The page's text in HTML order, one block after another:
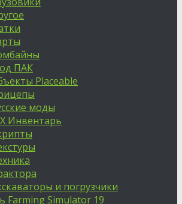
ПАК
Placeable
моды
Инвентарь
и погрузчики
Farming Simulator 19